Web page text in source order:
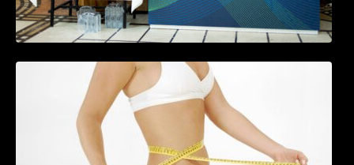
Tratamentul Wegovy® generează o scădere
în greutate de până la 22,6% la femei în
perioada menopauzei și reduce la jumătate
riscul de migrene